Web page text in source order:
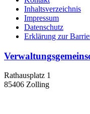
Inhaltsverzeichnis
Impressum
Datenschutz
Erklärung zur
Rathausplatz 1
85406 Zolling